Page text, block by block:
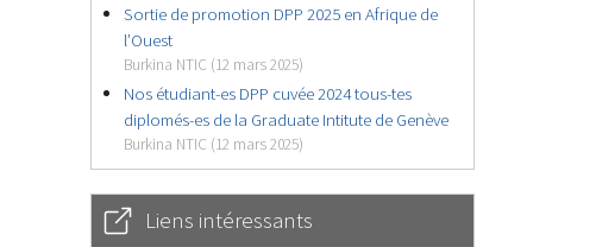
Sortie de promotion DPP 2025 en Afrique de
l’Ouest
Burkina NTIC (12 mars 2025)
Nos étudiant-es DPP cuvée 2024 tous-tes
diplomés-es de la Graduate Intitute de Genève
Burkina NTIC (12 mars 2025)
Liens intéressants